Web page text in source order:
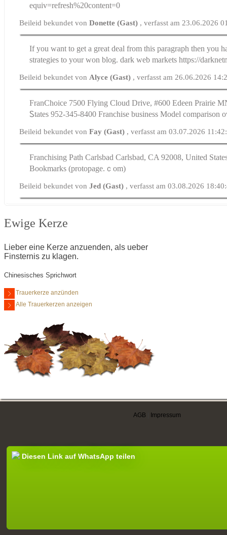
equiv=refresh%20content=0
Beileid bekundet vonDonette (Gast) , verfasst am 23.06.2026
If you want to get a great deal from this paragraph then you
strategies to your won blog. dark web markets https://
Beileid bekundet von Alyce (Gast) , verfasst am 26.06.2026
FranChoice 7500 Flying Cloud Drive, #600 Edeen Prairie
Ꮪtates 952-345-8400 Franchise business Model comparison
Beileid bekundet vonFay (Gast) , verfasst am 03.07.2026
Franchising Path Carlsbad Carlsbad, СA 92008, United
Bookmarks (protopage.ｃom)
Beileid bekundet vonJed (Gast) , verfasst am 03.08.2026
Ewige Kerze
Lieber eine Kerze anzuenden, als ueber
Finsternis zu klagen.
Chinesisches Sprichwort
Trauerkerze anzünden
Alle Trauerkerzen anzeigen
AGB Impressum
Diesen Link auf WhatsApp teilen